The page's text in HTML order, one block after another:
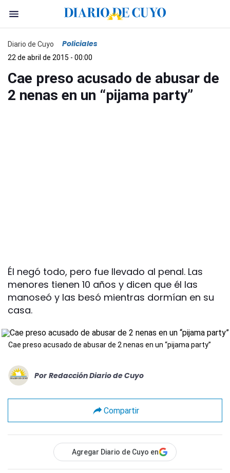
Diario de Cuyo Policiales
22 de abril de 2015 - 00:00
Cae preso acusado de abusar de
2 nenas en un “pijama party”
Él negó todo, pero fue llevado al penal. Las
menores tienen 10 años y dicen que él las
manoseó y las besó mientras dormían en su
casa.
Cae preso acusado de abusar de 2 nenas en un “pijama party”
Por Redacción Diario de Cuyo
Compartir
Agregar Diario de Cuyo en